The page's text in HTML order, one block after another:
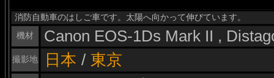
消防自動車のはしご車です。太陽へ向かって伸びています。
機材
Canon EOS-1Ds Mark II ,
撮影地 日本 / 東京